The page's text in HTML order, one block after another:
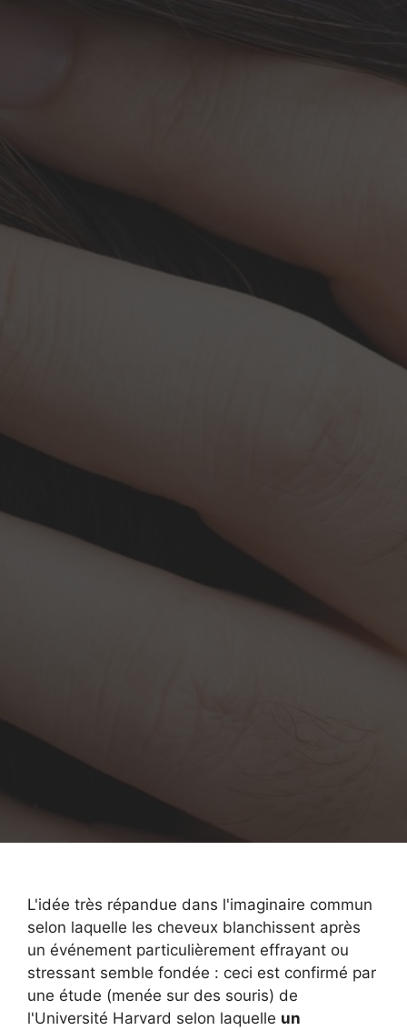
L'idée très répandue dans l'imaginaire commun
selon laquelle les cheveux blanchissent après
un événement particulièrement effrayant ou
stressant semble fondée : ceci est confirmé par
une étude (menée sur des souris) de
l'Université Harvard selon laquelle un